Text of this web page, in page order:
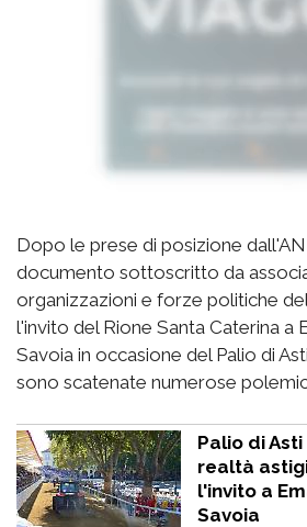
Dopo le prese di posizione
documento sottoscritto da
organizzazioni e forze politiche
l'invito del Rione Santa Caterina a
Savoia in occasione del Palio di
sono scatenate numerose
Palio di
realtà
l'invito a
Savoia